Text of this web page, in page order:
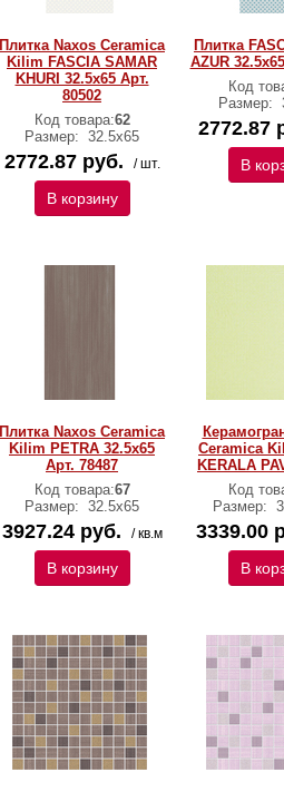
Плитка Naxos Ceramica
Kilim FASCIA SAMAR
KHURI 32.5x65 Арт.
80502
Код товара:62
Размер: 32.5x65
2772.87 руб. / шт.
В корзину
Плитка
AZUR
Код
Размер:
2772.87
В
Плитка Naxos Ceramica
Kilim PETRA 32.5x65
Арт. 78487
Код товара:67
Размер: 32.5x65
3927.24 руб. / кв.м
В корзину
Ceramica
KERALA
Код
Размер:
3339.00
В